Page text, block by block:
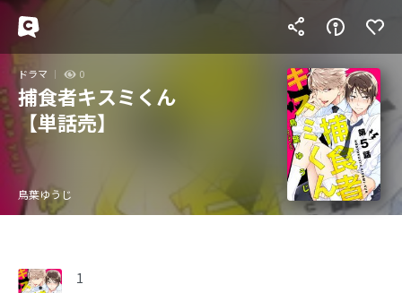
ドラマ 0
捕食者キスミくん
【単話売】
鳥葉ゆうじ
1